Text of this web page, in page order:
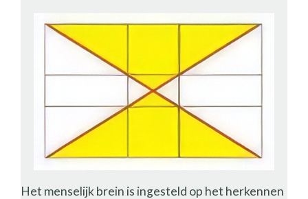
Het menselijk brein is ingesteld op het herkennen